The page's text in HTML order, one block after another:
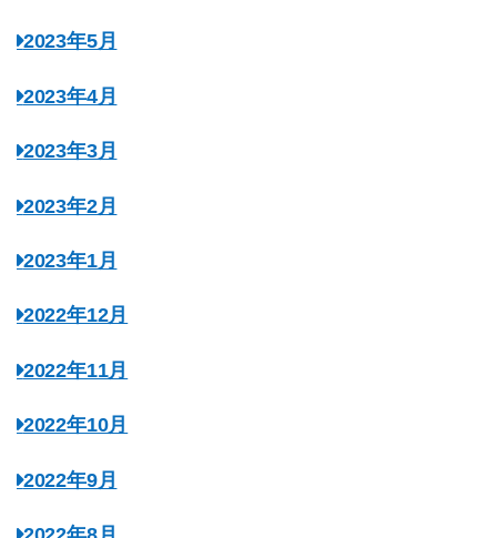
2023年5月
2023年4月
2023年3月
2023年2月
2023年1月
2022年12月
2022年11月
2022年10月
2022年9月